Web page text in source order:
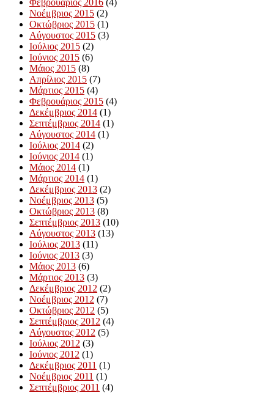
Νοέμβριος 2015 (2)
Οκτώβριος 2015 (1)
Αύγουστος 2015 (3)
Ιούλιος 2015 (2)
Ιούνιος 2015 (6)
Μάιος 2015 (8)
Απρίλιος 2015 (7)
Μάρτιος 2015 (4)
Φεβρουάριος 2015 (4)
Δεκέμβριος 2014 (1)
Σεπτέμβριος 2014 (1)
Αύγουστος 2014 (1)
Ιούλιος 2014 (2)
Ιούνιος 2014 (1)
Μάιος 2014 (1)
Μάρτιος 2014 (1)
Δεκέμβριος 2013 (2)
Νοέμβριος 2013 (5)
Οκτώβριος 2013 (8)
Σεπτέμβριος 2013 (10)
Αύγουστος 2013 (13)
Ιούλιος 2013 (11)
Ιούνιος 2013 (3)
Μάιος 2013 (6)
Μάρτιος 2013 (3)
Δεκέμβριος 2012 (2)
Νοέμβριος 2012 (7)
Οκτώβριος 2012 (5)
Σεπτέμβριος 2012 (4)
Αύγουστος 2012 (5)
Ιούλιος 2012 (3)
Ιούνιος 2012 (1)
Δεκέμβριος 2011 (1)
Νοέμβριος 2011 (1)
Σεπτέμβριος 2011 (4)